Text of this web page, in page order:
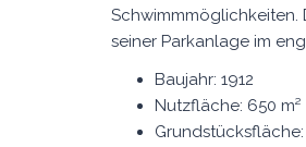
Schwimmmöglichkeiten.
seiner Parkanlage im
Baujahr: 1912
Nutzfläche: 650 m²
Grundstücksfläche: